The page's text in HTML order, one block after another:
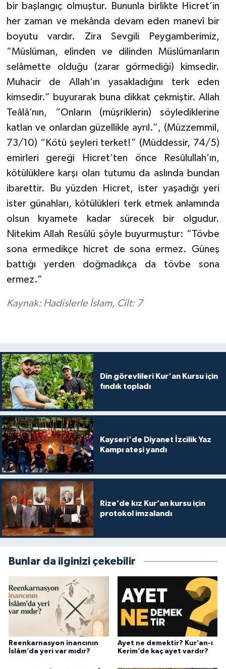
bir başlangıç olmuştur. Bununla birlikte Hicret’in
her zaman ve mekânda devam eden manevî bir
boyutu vardır. Zira Sevgili Peygamberimiz,
“Müslüman, elinden ve dilinden Müslümanların
selâmette olduğu (zarar görmediği) kimsedir.
Muhacir de Allah’ın yasakladığını terk eden
kimsedir.” buyurarak buna dikkat çekmiştir. Allah
Teâlâ’nın, “Onların (müşriklerin) söylediklerine
katlan ve onlardan güzellikle ayrıl.”, (Müzzemmil,
73/10) “Kötü şeyleri terket!” (Müddessir, 74/5)
emirleri gereği Hicret’ten önce Resûlullah’ın,
kötülüklere karşı olan tutumu da aslında bundan
ibarettir. Bu yüzden Hicret, ister yaşadığı yeri
ister günahları, kötülükleri terk etmek anlamında
olsun kıyamete kadar sürecek bir olgudur.
Nitekim Allah Resûlü şöyle buyurmuştur: “Tövbe
sona ermedikçe hicret de sona ermez. Güneş
battığı yerden doğmadıkça da tövbe sona
ermez.”
Kaynak: Hadislerle İslam, Cilt: 7
Din görevlileri Kur'an Kursu için
fındık topladı
Kayseri'de Diyanet İzcilik Yaz
Kampı ateşi yandı
Rize’de kız Kur’an kursu için
protokol imzalandı
Bunlar da ilginizi çekebilir
Reenkarnasyon inancının
İslâm’da yeri var mıdır?
Ayet ne demektir? Kur’an-ı
Kerim’de kaç ayet vardır?